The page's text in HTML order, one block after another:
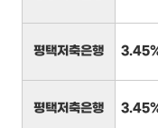
평택저축은행
평택저축은행